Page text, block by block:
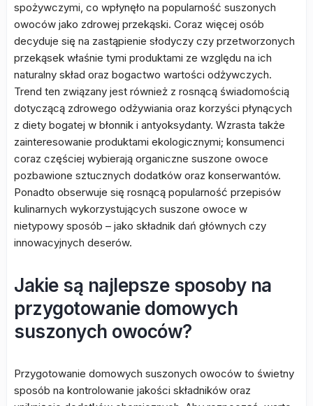
spożywczymi, co wpłynęło na popularność suszonych
owoców jako zdrowej przekąski. Coraz więcej osób
decyduje się na zastąpienie słodyczy czy przetworzonych
przekąsek właśnie tymi produktami ze względu na ich
naturalny skład oraz bogactwo wartości odżywczych.
Trend ten związany jest również z rosnącą świadomością
dotyczącą zdrowego odżywiania oraz korzyści płynących
z diety bogatej w błonnik i antyoksydanty. Wzrasta także
zainteresowanie produktami ekologicznymi; konsumenci
coraz częściej wybierają organiczne suszone owoce
pozbawione sztucznych dodatków oraz konserwantów.
Ponadto obserwuje się rosnącą popularność przepisów
kulinarnych wykorzystujących suszone owoce w
nietypowy sposób – jako składnik dań głównych czy
innowacyjnych deserów.
Jakie są najlepsze sposoby na
przygotowanie domowych
suszonych owoców?
Przygotowanie domowych suszonych owoców to świetny
sposób na kontrolowanie jakości składników oraz